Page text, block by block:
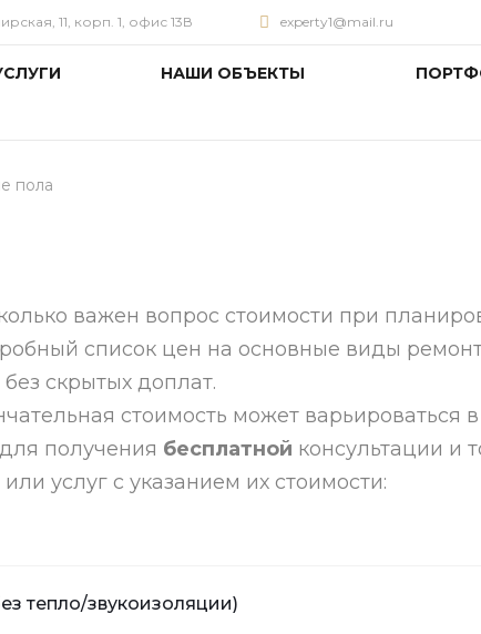
11, корп. 1, офис 13В experty1@mail.ru
НАШИ ОБЪЕКТЫ
пола
важен вопрос стоимости при
список цен на основные виды
скрытых доплат.
стоимость может варьироваться
получения бесплатной консультации и
услуг с указанием их стоимости:
тепло/звукоизоляции)